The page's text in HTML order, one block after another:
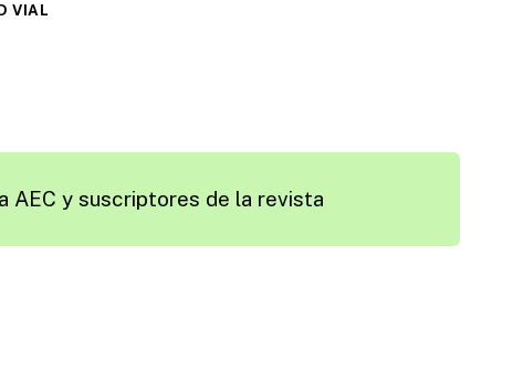
VIAL
AEC y suscriptores de la revista